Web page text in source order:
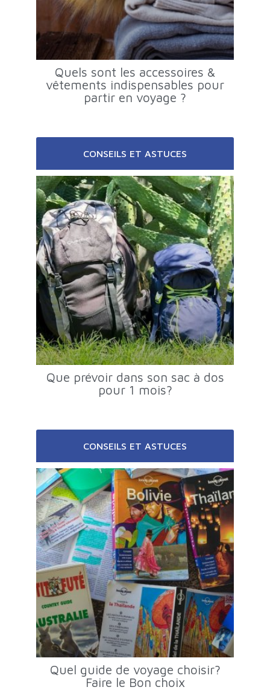
Quels sont les accessoires &
vêtements indispensables pour
partir en voyage ?
CONSEILS ET ASTUCES
Que prévoir dans son sac à dos
pour 1 mois?
CONSEILS ET ASTUCES
Quel guide de voyage choisir?
Faire le Bon choix